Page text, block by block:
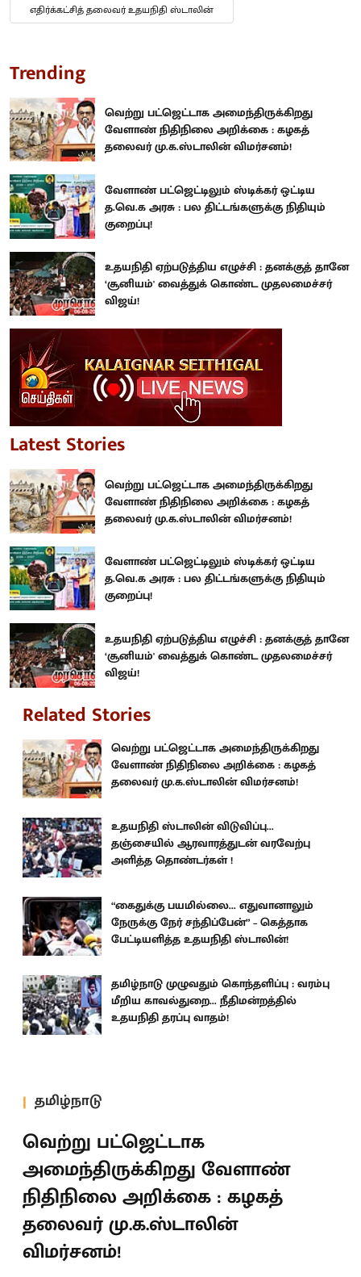
எதிர்க்கட்சித் தலைவர் உதயநிதி ஸ்டாலின்
Trending
வெற்று பட்ஜெட்டாக அமைந்திருக்கிறது
வேளாண் நிதிநிலை அறிக்கை : கழகத்
தலைவர் மு.க.ஸ்டாலின் விமர்சனம்!
வேளாண் பட்ஜெட்டிலும் ஸ்டிக்கர் ஒட்டிய
த.வெ.க அரசு : பல திட்டங்களுக்கு நிதியும்
குறைப்பு!
உதயநிதி ஏற்படுத்திய எழுச்சி : தனக்குத் தானே
‘சூனியம்' வைத்துக் கொண்ட முதலமைச்சர்
விஜய்!
Latest Stories
வெற்று பட்ஜெட்டாக அமைந்திருக்கிறது
வேளாண் நிதிநிலை அறிக்கை : கழகத்
தலைவர் மு.க.ஸ்டாலின் விமர்சனம்!
வேளாண் பட்ஜெட்டிலும் ஸ்டிக்கர் ஒட்டிய
த.வெ.க அரசு : பல திட்டங்களுக்கு நிதியும்
குறைப்பு!
உதயநிதி ஏற்படுத்திய எழுச்சி : தனக்குத் தானே
‘சூனியம்' வைத்துக் கொண்ட முதலமைச்சர்
விஜய்!
Related Stories
வெற்று பட்ஜெட்டாக அமைந்திருக்கிறது
வேளாண் நிதிநிலை அறிக்கை : கழகத்
தலைவர் மு.க.ஸ்டாலின் விமர்சனம்!
உதயநிதி ஸ்டாலின் விடுவிப்பு...
தஞ்சையில் ஆரவாரத்துடன் வரவேற்பு
அளித்த தொண்டர்கள் !
“கைதுக்கு பயமில்லை... எதுவானாலும்
நேருக்கு நேர் சந்திப்பேன்” – கெத்தாக
பேட்டியளித்த உதயநிதி ஸ்டாலின்!
தமிழ்நாடு முழுவதும் கொந்தளிப்பு : வரம்பு
மீறிய காவல்துறை... நீதிமன்றத்தில்
உதயநிதி தரப்பு வாதம்!
தமிழ்நாடு
வெற்று பட்ஜெட்டாக
அமைந்திருக்கிறது வேளாண்
நிதிநிலை அறிக்கை : கழகத்
தலைவர் மு.க.ஸ்டாலின்
விமர்சனம்!